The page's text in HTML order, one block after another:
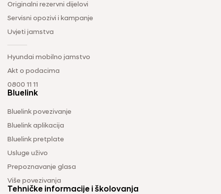
Originalni rezervni dijelovi
Servisni opozivi i kampanje
Uvjeti jamstva
Hyundai mobilno jamstvo
Akt o podacima
0800 11 11
Bluelink
Bluelink povezivanje
Bluelink aplikacija
Bluelink pretplate
Usluge uživo
Prepoznavanje glasa
Više povezivanja
Tehničke informacije i školovanja